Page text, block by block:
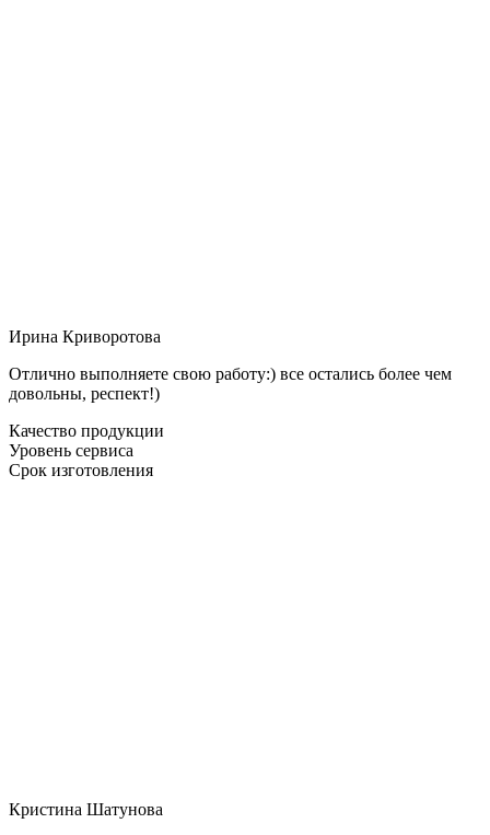
Ирина Криворотова
Отлично выполняете свою работу:) все остались более чем
довольны, респект!)
Качество продукции
Уровень сервиса
Срок изготовления
Кристина Шатунова